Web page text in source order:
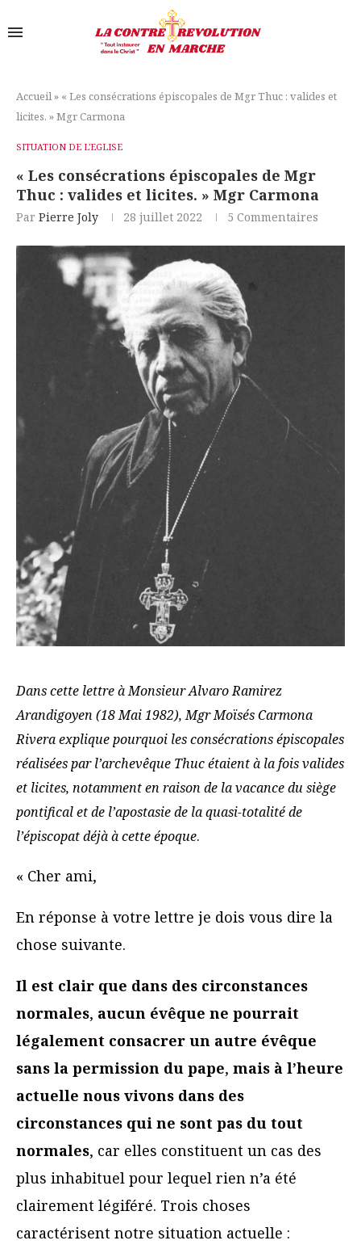
Accueil» « Les consécrations épiscopales de Mgr Thuc : valides et
licites. » Mgr Carmona
SITUATION DE L'EGLISE
« Les consécrations épiscopales de Mgr
Thuc : valides et licites. » Mgr Carmona
Par Pierre Joly 28 juillet 2022 5 Commentaires
Dans cette lettre à Monsieur Alvaro Ramirez
Arandigoyen (18 Mai 1982), Mgr Moïsés Carmona
Rivera explique pourquoi les consécrations épiscopales
réalisées par l’archevêque Thuc étaient à la fois valides
et licites, notamment en raison de la vacance du siège
pontifical et de l’apostasie de la quasi-totalité de
l’épiscopatdéjà à cette époque.
« Cher ami,
En réponse à votre lettre je dois vous dire la
chose suivante.
Il est clair que dans des circonstances
normales, aucun évêque ne pourrait
légalement consacrer un autre évêque
sans la permission du pape, mais à l’heure
actuelle nous vivons dans des
circonstances qui ne sont pas du tout
normales, car elles constituent un cas des
plus inhabituel pour lequel rien n’a été
clairement légiféré. Trois choses
caractérisent notre situation actuelle :